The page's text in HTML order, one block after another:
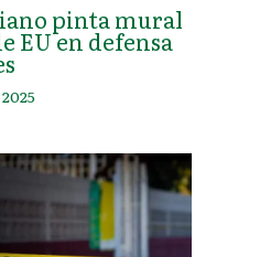
pinta mural
EU en defensa